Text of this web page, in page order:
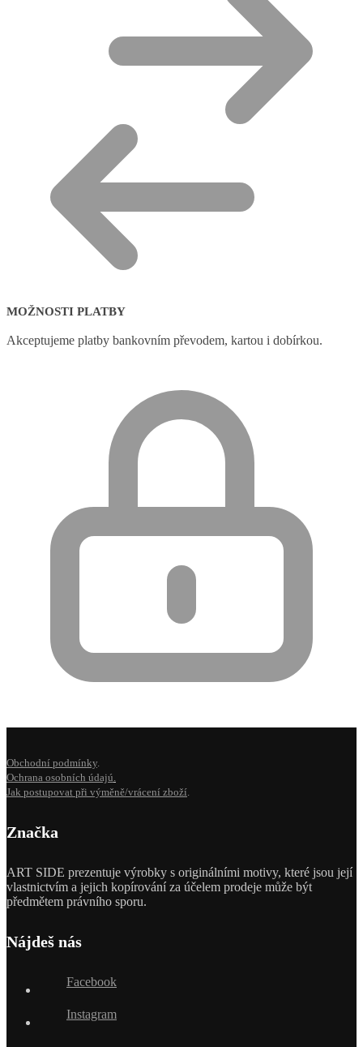
MOŽNOSTI PLATBY
Akceptujeme platby bankovním převodem, kartou i dobírkou.
Obchodní podmínky.
Ochrana osobních údajú.
Jak postupovat při výměně/vrácení zboží.
Značka
ART SIDE prezentuje výrobky s originálními motivy, které jsou její
vlastnictvím a jejich kopírování za účelem prodeje může být
předmětem právního sporu.
Nájdeš nás
Facebook
Instagram